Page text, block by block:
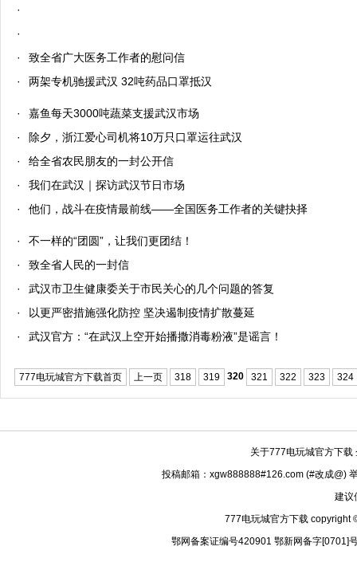
·
·
·
致全省广大医务工作者的慰问信
·
两架专机驰援武汉 32吨药品口罩抵汉
·
嘉鱼每天3000吨蔬菜支援武汉市场
·
除夕，浙江爱心司机将10万只口罩运往武汉
·
给全省农民朋友的一封公开信
·
我们在武汉｜探访武汉节日市场
·
他们，战斗在疫情最前线——全国医务工作者的关键抉择
·
不一样的“团圆”，让我们更团结！
·
致全省人民的一封信
·
武汉市卫生健康委关于市民关心的几个问题的答复
·
以更严密措施强化防控 坚决遏制疫情扩散蔓延
·
武汉官方：“在武汉上空开始播撒消毒粉液”是谣言！
777电玩城官方下载首页 上一页 318 319 320 321 322 323 324
关于777电玩城官方下载
投稿邮箱：xgw888888#126.com (#改成@)
建议
777电玩城官方下载 copyright
鄂网备案证编号420901 鄂新网备字[0701]